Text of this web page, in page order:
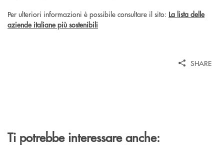
Per ulteriori informazioni è possibile consultare il sito: La lista delle
aziende italiane più sostenibili
SHARE
Ti potrebbe interessare anche: